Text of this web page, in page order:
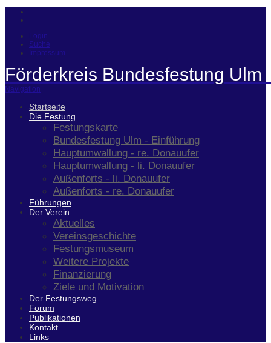
Login
Suche
Impressum
Förderkreis Bundesfestung Ulm
Navigation
Startseite
Die Festung
Festungskarte
Bundesfestung Ulm - Einführung
Hauptumwallung - re. Donauufer
Hauptumwallung - li. Donauufer
Außenforts - li. Donauufer
Außenforts - re. Donauufer
Führungen
Der Verein
Aktuelles
Vereinsgeschichte
Festungsmuseum
Weitere Projekte
Finanzierung
Ziele und Motivation
Der Festungsweg
Forum
Publikationen
Kontakt
Links